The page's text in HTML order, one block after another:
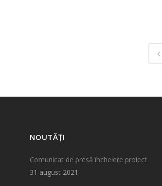
NOUTĂȚI
Comunicat de presă încheiere proiect
31 august 2021